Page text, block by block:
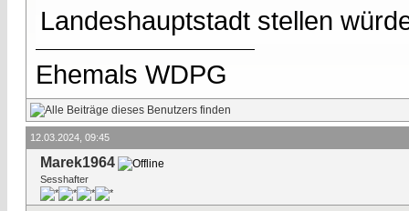
Landeshauptstadt stellen
Ehemals WDPG
12.03.2024, 09:45
Marek1964
Sesshafter